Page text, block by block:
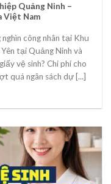
Quảng Ninh –
Việt Nam
công nhân tại Khu
tại Quảng Ninh và
vệ sinh? Chi phí cho
quá ngân sách dự [...]